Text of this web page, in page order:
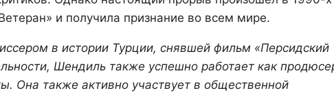
и получила признание во всем мире.
в истории Турции, снявшей фильм «Персидский
Шендиль также успешно работает как
Она также активно участвует в общественной